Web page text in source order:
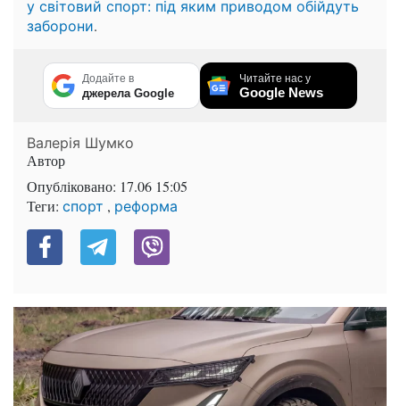
у світовий спорт: під яким приводом обійдуть
заборони.
Додайте в
джерела Google
Читайте нас у
Google News
Валерія Шумко
Автор
Опубліковано: 17.06 15:05
Теги: спорт , реформа